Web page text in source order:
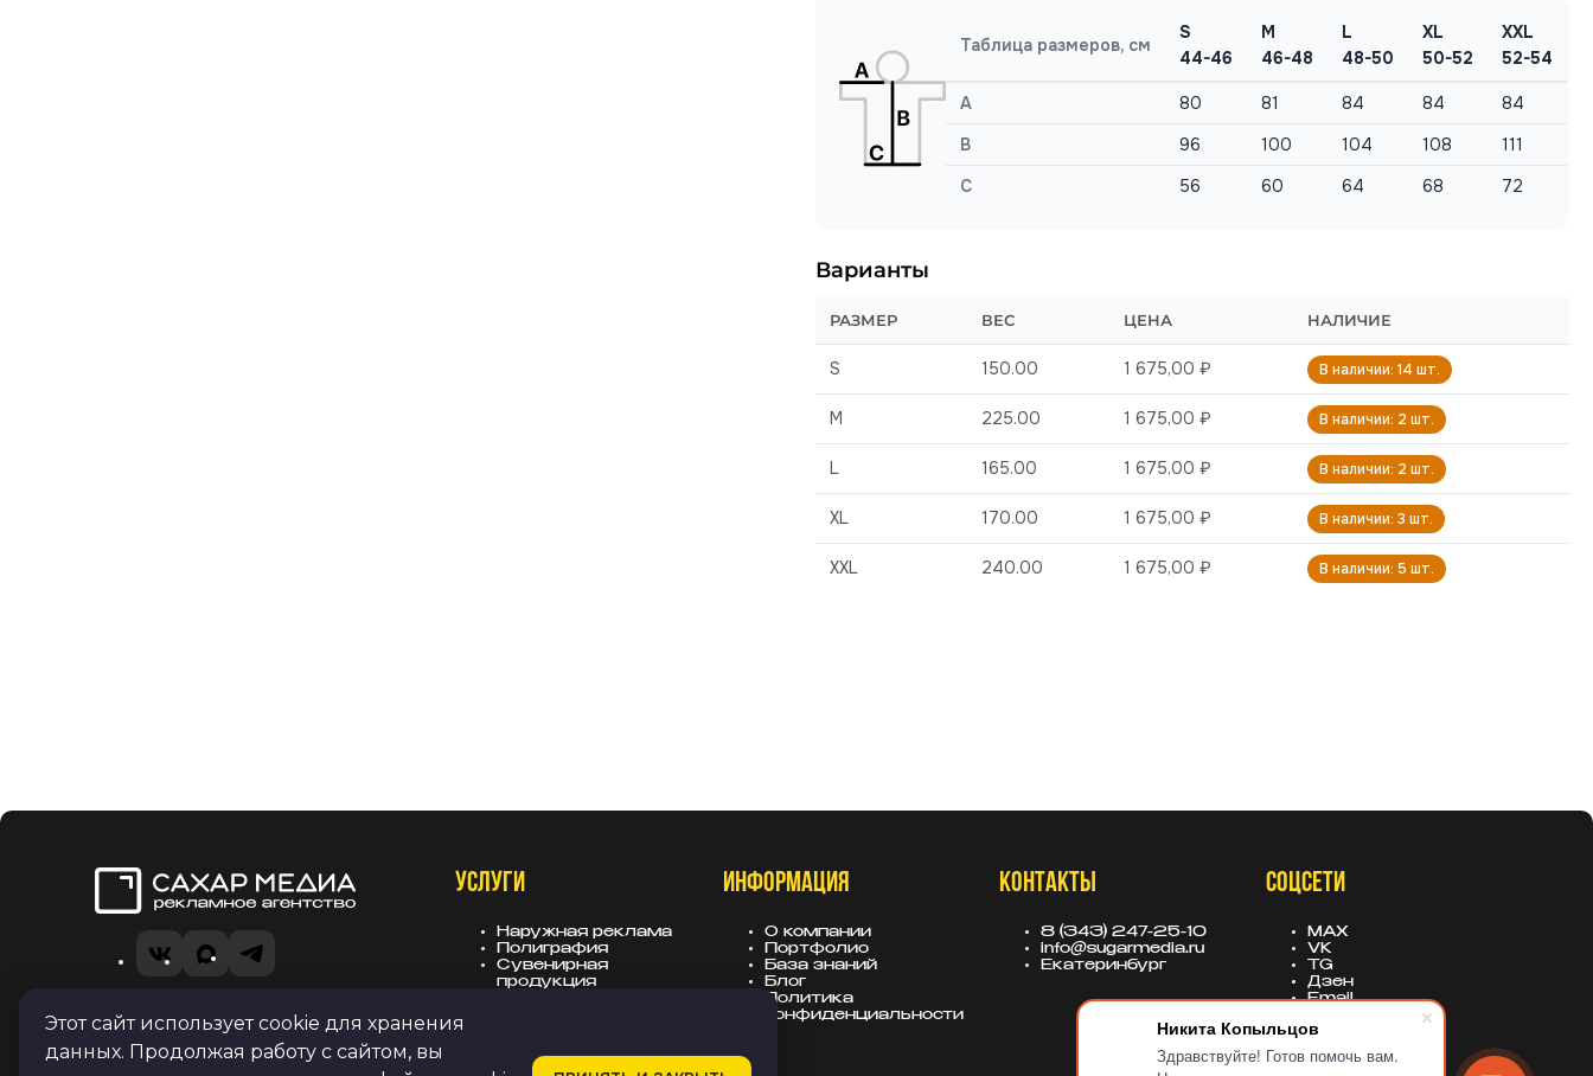
Никита Копыльцов
Здравствуйте! Готов помочь вам.
Таблица размеров, см
S
44-46
M
46-48
L
48-50
XL
50-52
XXL
52-54
A 80 81 84 84
84
B
96 100 104 108
111
C
56 60 64 68 72
Варианты
РАЗМЕР ВЕС ЦЕНА НАЛИЧИЕ
S 150.00 1 675,00 ₽ В наличии: 14 шт.
M 225.00 1 675,00 ₽ В наличии: 2 шт.
L 165.00 1 675,00 ₽ В наличии: 2 шт.
XL 170.00 1 675,00 ₽ В наличии: 3 шт.
XXL 240.00 1 675,00 ₽ В наличии: 5 шт.
VK MAXTelegram
Политика в отношении обработки
персональных данных
УСЛУГИ
Наружная реклама
Полиграфия
Сувенирная
продукция
ИНФОРМАЦИЯ
О компании
Портфолио
База знаний
Блог
Политика
конфиденциальности
КОНТАКТЫ
8 (343) 247-25-10
info@sugarmedia.ru
Екатеринбург
СОЦСЕТИ
MAX
VK
TG
Дзен
Email
Этот сайт использует cookie для хранения
данных. Продолжая работу с сайтом, вы